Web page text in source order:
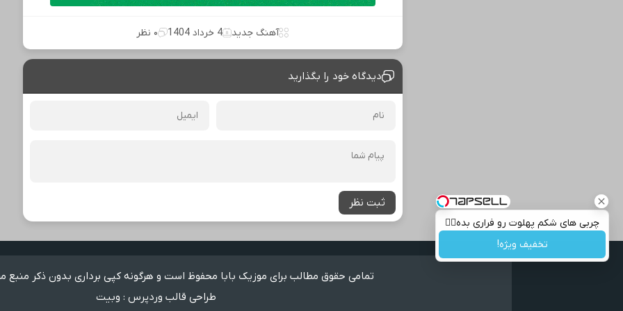
چربی های شکم پهلوت رو فراری بده👌🏻
تخفیف ویژه!
آهنگ جدید 4 خرداد 1404 ۰ نظر
دیدگاه خود را بگذارید
ثبت نظر
تمامی حقوق مطالب برای موزیک بابا محفوظ است و هرگونه کپی برداری بدون ذکر منبع
طراحی قالب وردپرس : وبیت